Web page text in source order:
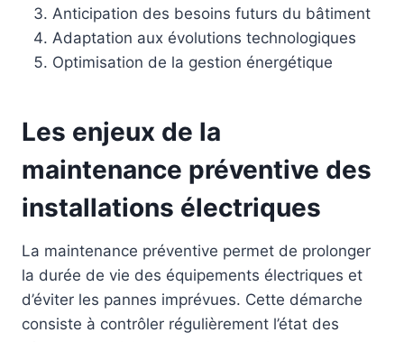
Anticipation des besoins futurs du bâtiment
Adaptation aux évolutions technologiques
Optimisation de la gestion énergétique
Les enjeux de la
maintenance préventive des
installations électriques
La maintenance préventive permet de prolonger
la durée de vie des équipements électriques et
d’éviter les pannes imprévues. Cette démarche
consiste à contrôler régulièrement l’état des